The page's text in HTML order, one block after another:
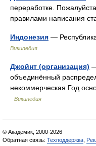
переработке.
правилами написания
Индонезия —
Википедия
Джойнт (организация)
объединённый
некоммерческая Год
Википедия
© Академик, 2000-2026
Обратная связь: Техподдержка